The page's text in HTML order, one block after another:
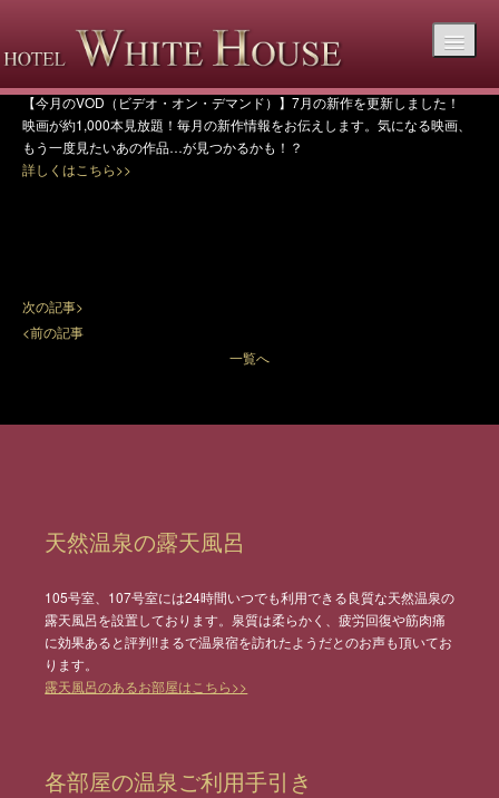
の新作を更新しました！
【今月のVOD（ビデオ・オン・デマンド）】7月の新作を更新しました！
映画が約1,000本見放題！毎月の新作情報をお伝えします。気になる映画、
もう一度見たいあの作品…が見つかるかも！？
詳しくはこちら>>
次の記事>
<前の記事
一覧へ
天然温泉の露天風呂
105号室、107号室には24時間いつでも利用できる良質な天然温泉の
露天風呂を設置しております。泉質は柔らかく、疲労回復や筋肉痛
に効果あると評判!!まるで温泉宿を訪れたようだとのお声も頂いてお
ります。
露天風呂のあるお部屋はこちら>>
各部屋の温泉ご利用手引き